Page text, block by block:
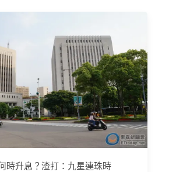
時升息？渣打：九星連珠時